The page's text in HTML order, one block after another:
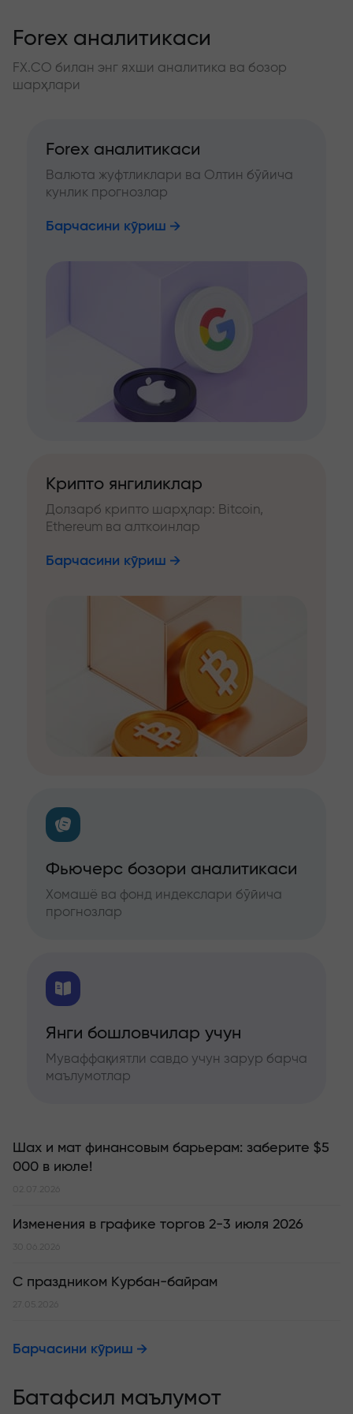
Forex аналитикаси
FX.CO билан энг яхши аналитика ва бозор
шарҳлари
Forex аналитикаси
Валюта жуфтликлари ва Олтин бўйича
кунлик прогнозлар
Барчасини кўриш
Крипто янгиликлар
Долзарб крипто шарҳлар: Bitcoin,
Ethereum ва алткоинлар
Барчасини кўриш
Фьючерс бозори аналитикаси
Хомашё ва фонд индекслари бўйича
прогнозлар
Янги бошловчилар учун
Муваффақиятли савдо учун зарур барча
маълумотлар
Шах и мат финансовым барьерам: заберите $5
000 в июле!
02.07.2026
Изменения в графике торгов 2-3 июля 2026
30.06.2026
С праздником Курбан-байрам
27.05.2026
Барчасини кўриш
Батафсил маълумот